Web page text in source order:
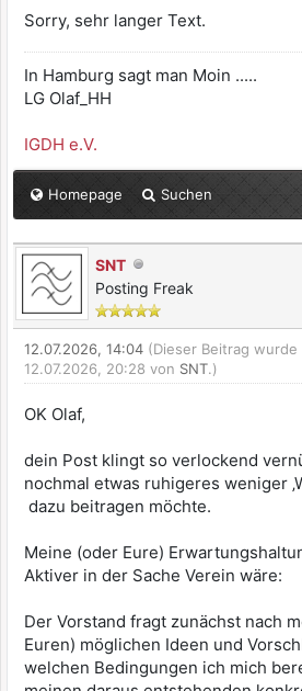
Sorry, sehr langer Text.
In Hamburg sagt man Moin .....
LG Olaf_HH
IGDH e.V.
Homepage Suchen
SNT
Posting Freak
12.07.2026, 14:04 (Dieser Beitrag
12.07.2026, 20:28 von SNT.)
OK Olaf,
dein Post klingt so verlockend
nochmal etwas ruhigeres weniger
dazu beitragen möchte.
Meine (oder Eure)
Aktiver in der Sache Verein wäre:
Der Vorstand fragt zunächst nach
Euren) möglichen Ideen und
welchen Bedingungen ich mich